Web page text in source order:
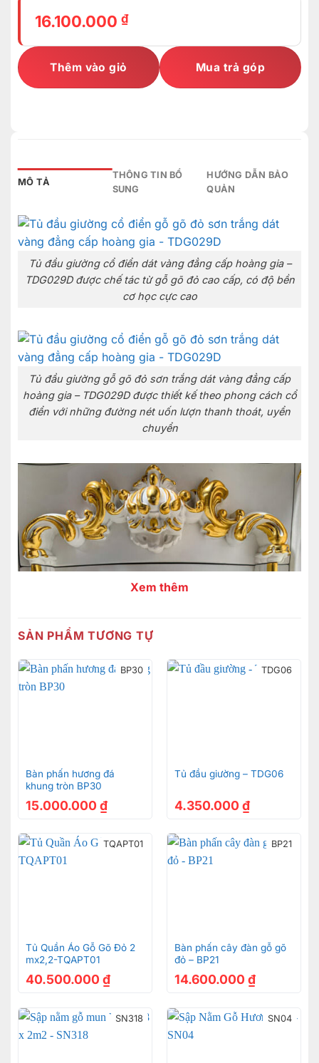
16.100.000 ₫
Thêm vào giỏ Mua trả góp
MÔ TẢ
THÔNG TIN BỔ
SUNG
HƯỚNG DẪN BẢO
QUẢN
Tủ đầu giường cổ điển dát vàng đẳng cấp hoàng gia –
TDG029D được chế tác từ gỗ gõ đỏ cao cấp, có độ bền
cơ học cực cao
Tủ đầu giường gỗ gõ đỏ sơn trắng dát vàng đẳng cấp
hoàng gia – TDG029D được thiết kế theo phong cách cổ
điển với những đường nét uốn lượn thanh thoát, uyển
chuyển
Họa tiết hoa lá tây được chạm khắc tinh tế, sắc nét
Xem thêm
SẢN PHẨM TƯƠNG TỰ
BP30
Bàn phấn hương đá
khung tròn BP30
15.000.000 ₫
TDG06
Tủ đầu giường – TDG06
4.350.000 ₫
TQAPT01
Tủ Quần Áo Gỗ Gõ Đỏ 2
mx2,2-TQAPT01
40.500.000 ₫
BP21
Bàn phấn cây đàn gỗ gõ
đỏ – BP21
14.600.000 ₫
SN318 SN04